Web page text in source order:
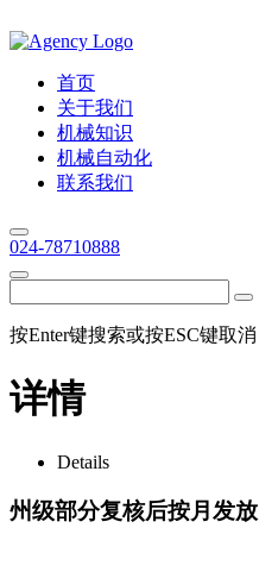
首页
关于我们
机械知识
机械自动化
联系我们
024-78710888
按Enter键搜索或按ESC键取消
详情
Details
州级部分复核后按月发放